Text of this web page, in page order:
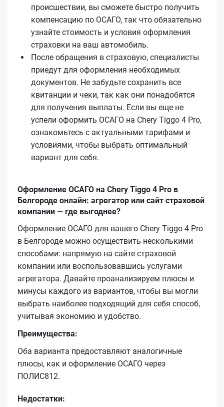
происшествии, вы сможете быстро получить
компенсацию по ОСАГО, так что обязательно
узнайте стоимость и условия оформления
страховки на ваш автомобиль.
После обращения в страховую, специалисты
приедут для оформления необходимых
документов. Не забудьте сохранить все
квитанции и чеки, так как они понадобятся
для получения выплаты. Если вы еще не
успели оформить ОСАГО на Chery Tiggo 4 Pro,
ознакомьтесь с актуальными тарифами и
условиями, чтобы выбрать оптимальный
вариант для себя.
Оформление ОСАГО на Chery Tiggo 4 Pro в
Белгороде онлайн: агрегатор или сайт страховой
компании — где выгоднее?
Оформление ОСАГО для вашего Chery Tiggo 4 Pro
в Белгороде можно осуществить несколькими
способами: напрямую на сайте страховой
компании или воспользовавшись услугами
агрегатора. Давайте проанализируем плюсы и
минусы каждого из вариантов, чтобы вы могли
выбрать наиболее подходящий для себя способ,
учитывая экономию и удобство.
Преимущества:
Оба варианта предоставляют аналогичные
плюсы, как и оформление ОСАГО через
ПОЛИС812.
Недостатки: